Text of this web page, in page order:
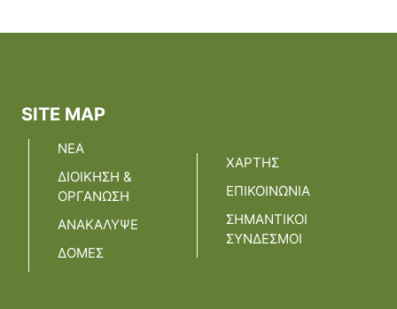
SITE MAP
ΝΕΑ
ΔΙΟΙΚΗΣΗ &
ΟΡΓΑΝΩΣΗ
ΑΝΑΚΑΛΥΨΕ
ΔΟΜΕΣ
ΧΑΡΤΗΣ
ΕΠΙΚΟΙΝΩΝΙΑ
ΣΗΜΑΝΤΙΚΟΙ
ΣΥΝΔΕΣΜΟΙ